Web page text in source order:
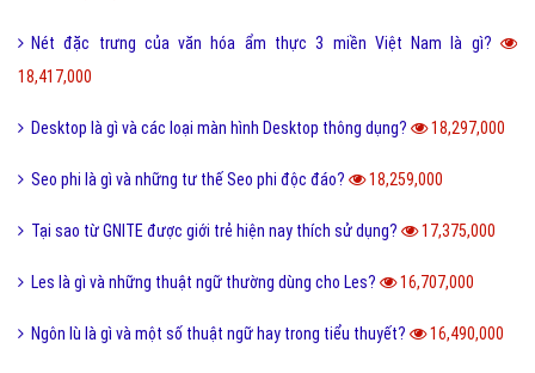
Nét đặc trưng của văn hóa ẩm thực 3 miền Việt Nam là gì?
18,417,000
Desktop là gì và các loại màn hình Desktop thông dụng? 18,297,000
Seo phi là gì và những tư thế Seo phi độc đáo? 18,259,000
Tại sao từ GNITE được giới trẻ hiện nay thích sử dụng? 17,375,000
Les là gì và những thuật ngữ thường dùng cho Les? 16,707,000
Ngôn lù là gì và một số thuật ngữ hay trong tiểu thuyết? 16,490,000